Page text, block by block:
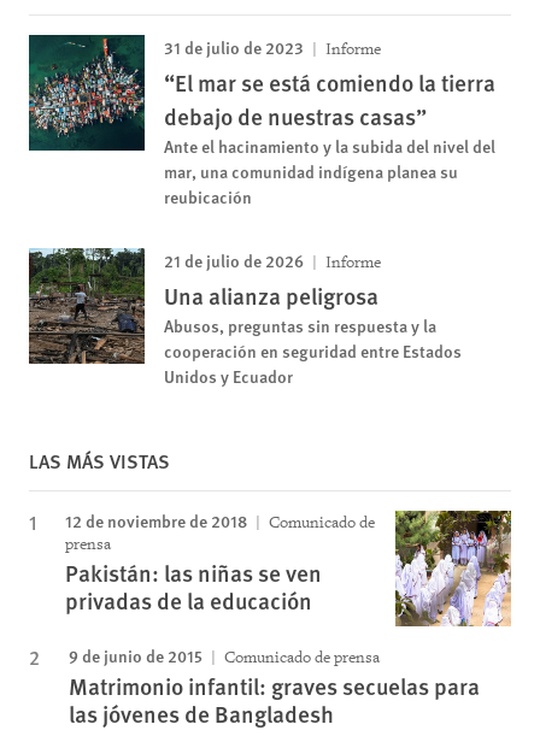
31 de julio de 2023 Informe
“El mar se está comiendo la tierra
debajo de nuestras casas”
Ante el hacinamiento y la subida del nivel del
mar, una comunidad indígena planea su
reubicación
21 de julio de 2026 Informe
Una alianza peligrosa
Abusos, preguntas sin respuesta y la
cooperación en seguridad entre Estados
Unidos y Ecuador
LAS MÁS VISTAS
12 de noviembre de 2018
Comunicado de
prensa
Pakistán: las niñas se ven
privadas de la educación
9 de junio de 2015 Comunicado de prensa
Matrimonio infantil: graves secuelas para
las jóvenes de Bangladesh